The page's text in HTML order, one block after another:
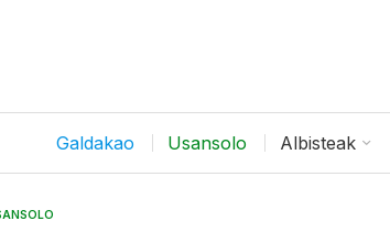
Galdakao Usansolo Albisteak